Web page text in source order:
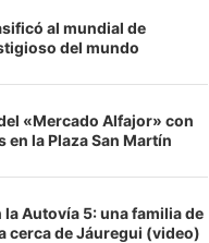
al mundial de
del mundo
«Mercado Alfajor» con
la Plaza San Martín
Autovía 5: una familia de
cerca de Jáuregui (video)